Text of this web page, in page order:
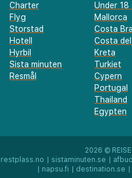
Charter
Flyg
Storstad
Hotell
Hyrbil
Sista minuten
Resmål
Under 18
Mallorca
Costa
Costa del
Kreta
Turkiet
Cypern
Portugal
Thailand
Egypten
2026 ©
restplass.no
sistaminuten.se
napsu.fi destination.se